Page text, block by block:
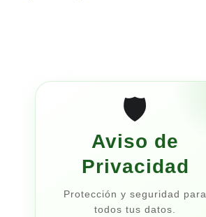
$45.00
🛡️
Aviso de
Privacidad
Protección y seguridad para
todos tus datos.